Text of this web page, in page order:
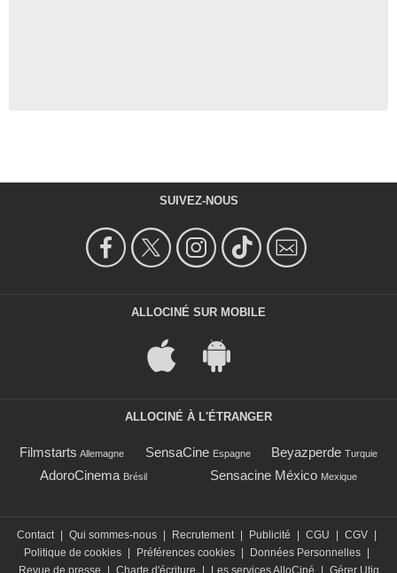
SUIVEZ-NOUS
ALLOCINÉ SUR MOBILE
ALLOCINÉ À L'ÉTRANGER
Filmstarts Allemagne SensaCine Espagne Beyazperde Turquie
AdoroCinema Brésil Sensacine México Mexique
Contact Qui sommes-nous Recrutement Publicité CGU CGV
Politique de cookies
Préférences cookies Données Personnelles